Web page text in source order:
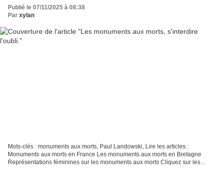
Publié le 07/11/2025 à 08:38
Par xylan
Mots-clés : monuments aux morts, Paul Landowski, Lire les articles :
Monuments aux morts en France Les monuments aux morts en Bretagne
Représentations féminines sur les monuments aux morts Cliquez sur les